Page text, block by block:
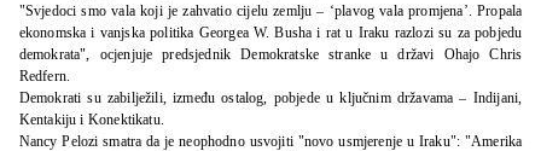
"Svjedoci smo vala koji je zahvatio cijelu zemlju – ‘plavog vala promjena’. Propala
ekonomska i vanjska politika Georgea W. Busha i rat u Iraku razlozi su za pobjedu
demokrata", ocjenjuje predsjednik Demokratske stranke u državi Ohajo Chris
Redfern.
Demokrati su zabilježili, između ostalog, pobjede u ključnim državama – Indijani,
Kentakiju i Konektikatu.
Nancy Pelozi smatra da je neophodno usvojiti "novo usmjerenje u Iraku": "Amerika